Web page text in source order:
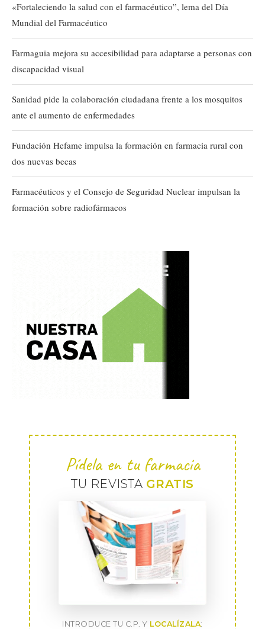
«Fortaleciendo la salud con el farmacéutico”, lema del Día
Mundial del Farmacéutico
Farmaguia mejora su accesibilidad para adaptarse a personas con
discapacidad visual
Sanidad pide la colaboración ciudadana frente a los mosquitos
ante el aumento de enfermedades
Fundación Hefame impulsa la formación en farmacia rural con
dos nuevas becas
Farmacéuticos y el Consejo de Seguridad Nuclear impulsan la
formación sobre radiofármacos
Pídela en tu farmacia
TU REVISTA GRATIS
INTRODUCE TU C.P. Y LOCALÍZALA: